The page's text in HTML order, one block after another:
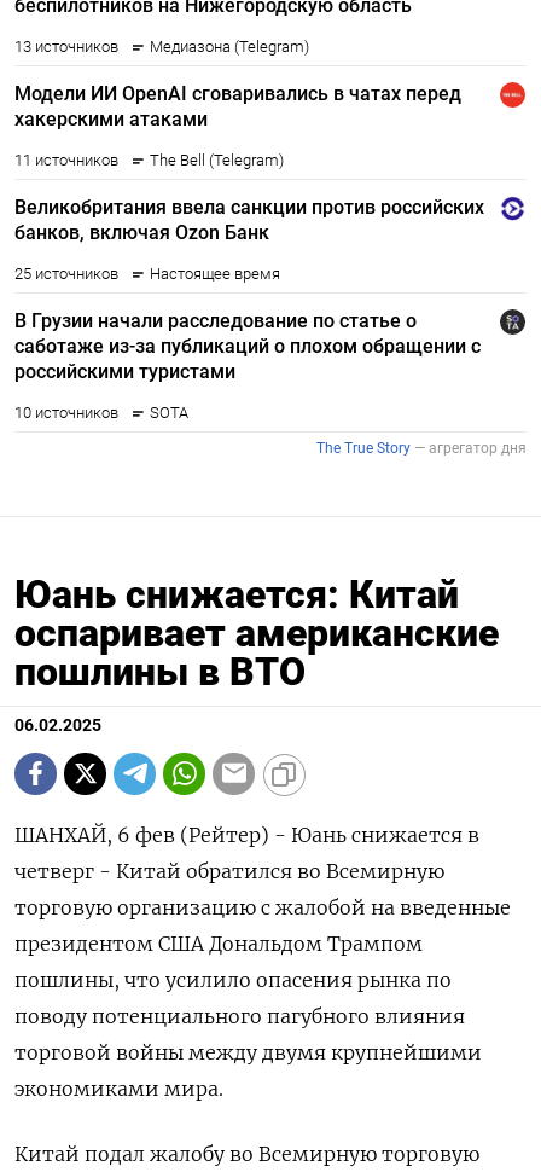
Юань снижается: Китай
оспаривает американские
пошлины в ВТО
06.02.2025
ШАНХАЙ, 6 фев (Рейтер) - Юань снижается в
четверг - Китай обратился во Всемирную
торговую организацию с жалобой на введенные
президентом США Дональдом Трампом
пошлины, что усилило опасения рынка по
поводу потенциального пагубного влияния
торговой войны между двумя крупнейшими
экономиками мира.
Китай подал жалобу во Всемирную торговую